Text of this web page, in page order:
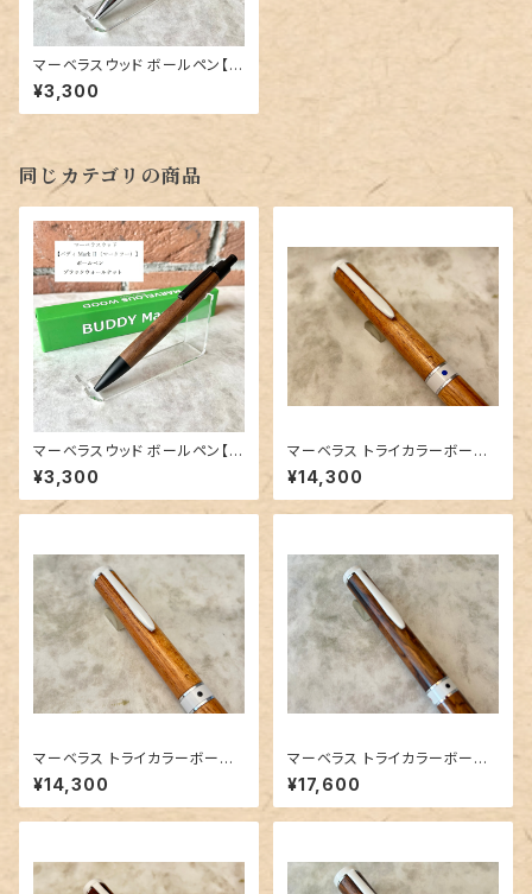
マーベラスウッド ボールペン【バ
ディ Mark II】シルバーウォール
ナット
¥3,300
同じカテゴリの商品
マーベラスウッド ボールペン【バ
ディ Mark II】ブラックウォールナ
ット
¥3,300
マーベラス トライカラーボール
ペン【ハワイアンコア EX 】③
¥14,300
マーベラス トライカラーボール
ペン【ハワイアンコア EX 】②
¥14,300
マーベラス トライカラーボール
ペン【ホンジュラスローズウッド
バーズアイ 】②
¥17,600